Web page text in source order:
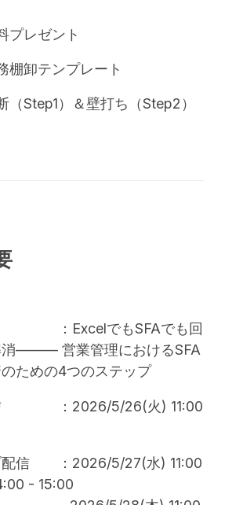
プレゼント
棚卸テンプレート​
（Step1）＆壁打ち（Step2）​
ル ： ExcelでもSFAでも回
消——— 営業管理におけるSFA
ための4つのステップ
信 ： 2026/5/26(火) 11:00
配信 ：2026/5/27(水) 11:00
- 15:00